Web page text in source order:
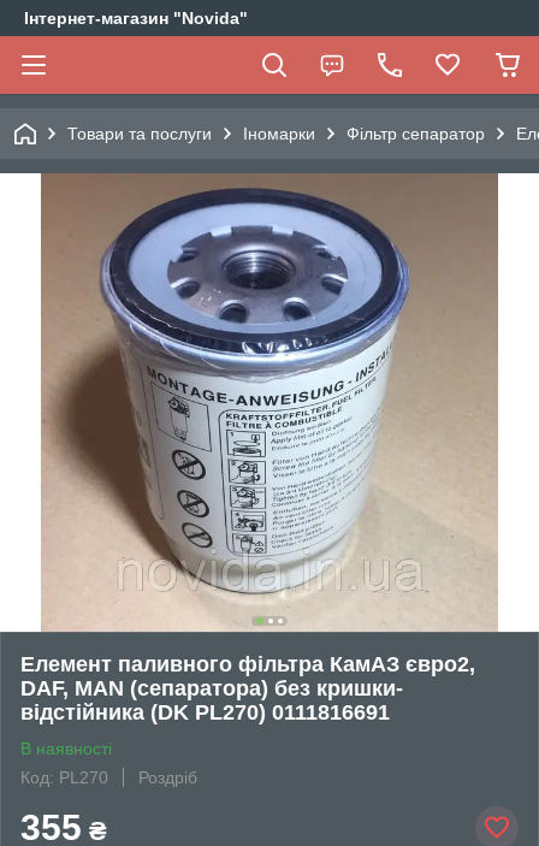
Інтернет-магазин "Novida"
Товари та послуги Іномарки Фільтр сепаратор
Елемент паливного фільтра КамАЗ євро2,
DAF, MAN (сепаратора) без кришки-
відстійника (DK PL270) 0111816691
В наявності
Код: PL270
Роздріб
355 ₴